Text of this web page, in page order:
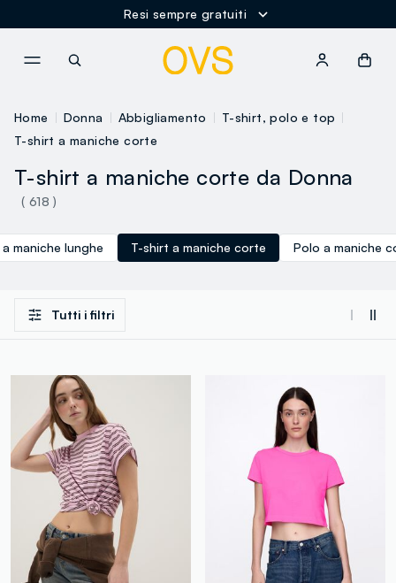
Resi sempre gratuiti
Home Donna Abbigliamento
T-shirt, polo e top
T-shirt a maniche corte
T-shirt a maniche corte da Donna
( 618 )
maniche lunghe T-shirt a maniche corte Polo a maniche
Tutti i filtri